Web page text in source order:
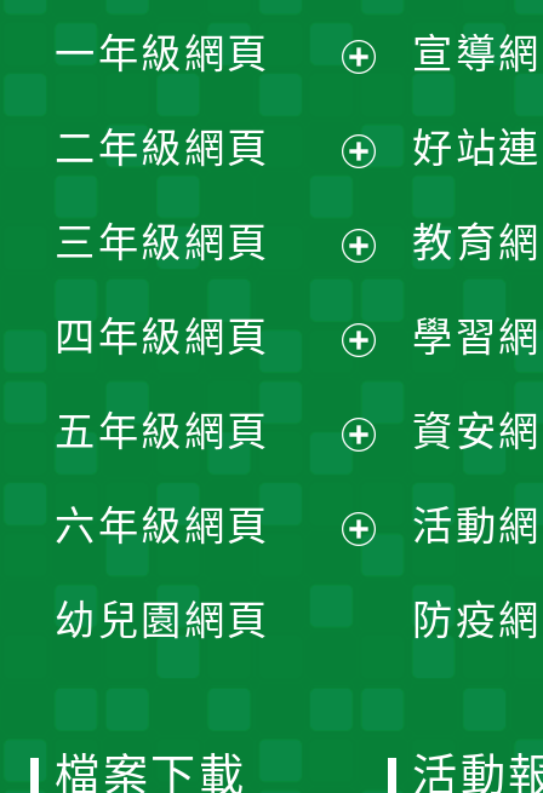
一年級網頁
開
選
單
二年級網頁
開
選
單
三年級網頁
開
選
單
四年級網頁
開
選
五年級網頁
開
六年級網頁
幼兒園網頁
宣導
好站
教育
學習
資安
活動
防疫
檔案下載 活動